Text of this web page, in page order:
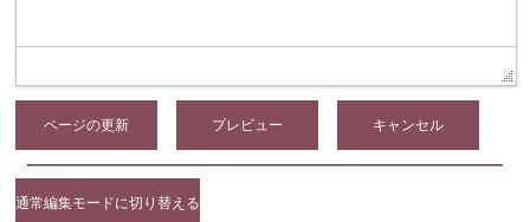
ページの更新
通常編集モードに切り替える